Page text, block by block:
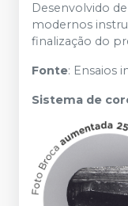
Desenvolvido
modernos
finalização do
Fonte: Ensaios
Sistema de